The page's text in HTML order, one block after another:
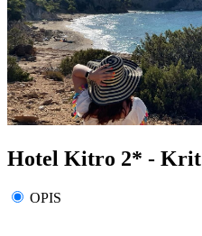
Hotel Kitro 2* - Krit
OPIS